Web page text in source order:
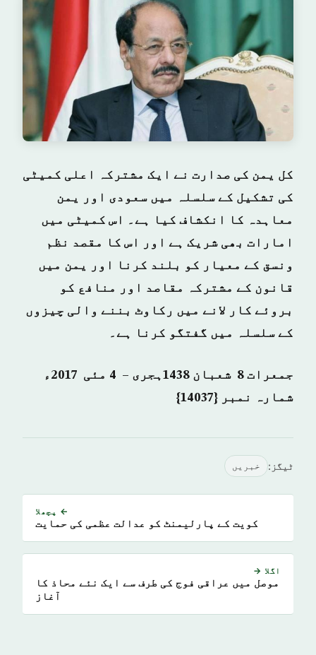
کل یمن کی صدارت نے ایک مشترکہ اعلی کمیٹی
کی تشکیل کے سلسلہ میں سعودی اور یمن
معاہدہ کا انکشاف کیا ہے۔ اس کمیٹی میں
امارات بھی شریک ہے اور اس کا مقصد نظم
ونسق کے معیار کو بلند کرنا اور یمن میں
قانون کے مشترکہ مقاصد اور منافع کو
بروئے کار لانے میں رکاوٹ بننے والی چیزوں
کے سلسلہ میں گفتگو کرنا ہے۔
جمعرات 8 شعبان 1438ہجری – 4 مئی 2017ء
شمارہ نمبر {14037}
ٹیگز: خبريں
← پچھلا
کویت کے پارلیمنٹ کو عدالت عظمی کی حمایت
اگلا →
موصل میں عراقی فوج کی طرف سے ایک نئے محاذ کا
آغاز